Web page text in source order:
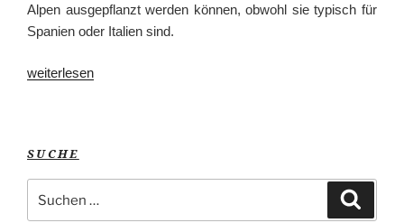
Alpen ausgepflanzt werden können, obwohl sie typisch für
Spanien oder Italien sind.
„Mediterrane
weiterlesen
SUCHE
nach: